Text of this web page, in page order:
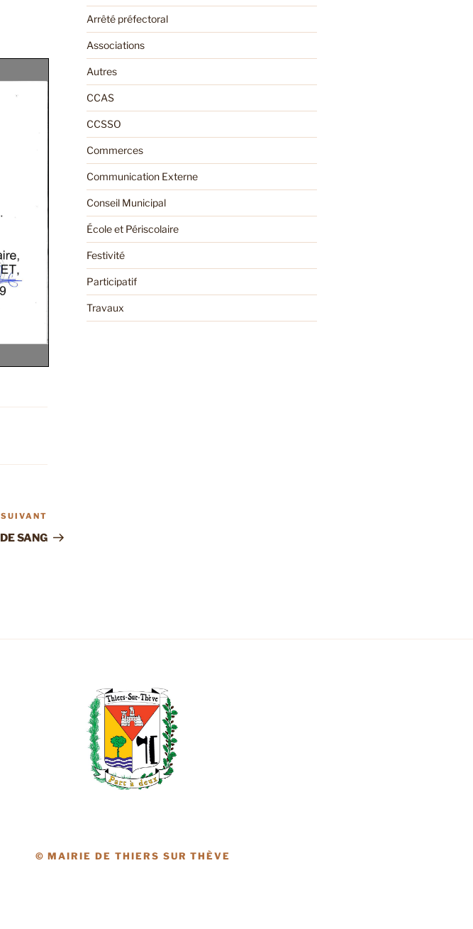
suivant
SUIVANT
SANG
Arrêté préfectoral
Associations
Autres
CCAS
CCSSO
Commerces
Communication Externe
Conseil Municipal
École et Périscolaire
Festivité
Participatif
Travaux
© MAIRIE DE THIERS SUR THÈVE